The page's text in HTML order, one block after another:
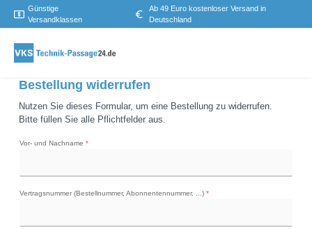
Günstige
Versandklassen
Ab 49 Euro kostenloser Versand in
Deutschland
Bestellung widerrufen
Nutzen Sie dieses Formular, um eine Bestellung zu widerrufen.
Bitte füllen Sie alle Pflichtfelder aus.
Vor- und Nachname *
Vertragsnummer (Bestellnummer, Abonnentennummer, ...) *